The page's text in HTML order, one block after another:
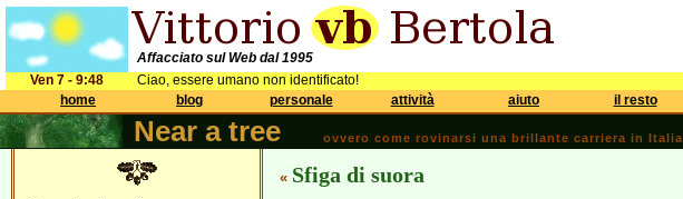
Affacciato sul Web dal 1995
Ven 7 - 9:48
Ciao, essere umano non identificato!
home
blog personale attività aiuto il resto
Near a tree ovvero come rovinarsi una brillante carriera in Italia
« Sfiga di suora